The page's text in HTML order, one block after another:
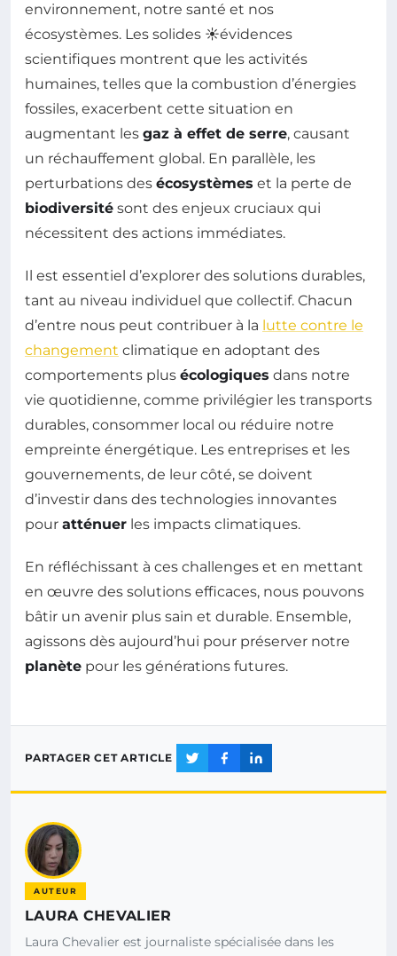
environnement, notre santé et nos
écosystèmes. Les solides ☀️évidences
scientifiques montrent que les activités
humaines, telles que la combustion d’énergies
fossiles, exacerbent cette situation en
augmentant les gaz à effet de serre, causant
un réchauffement global. En parallèle, les
perturbations des écosystèmes et la perte de
biodiversité sont des enjeux cruciaux qui
nécessitent des actions immédiates.
Il est essentiel d’explorer des solutions durables,
tant au niveau individuel que collectif. Chacun
d’entre nous peut contribuer à la lutte contre le
changement climatique en adoptant des
comportements plus écologiques dans notre
vie quotidienne, comme privilégier les transports
durables, consommer local ou réduire notre
empreinte énergétique. Les entreprises et les
gouvernements, de leur côté, se doivent
d’investir dans des technologies innovantes
pour atténuer les impacts climatiques.
En réfléchissant à ces challenges et en mettant
en œuvre des solutions efficaces, nous pouvons
bâtir un avenir plus sain et durable. Ensemble,
agissons dès aujourd’hui pour préserver notre
planète pour les générations futures.
PARTAGER CET ARTICLE
AUTEUR
LAURA CHEVALIER
Laura Chevalier est journaliste spécialisée dans les